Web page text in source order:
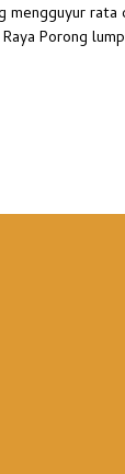
mengguyur rata
Porong